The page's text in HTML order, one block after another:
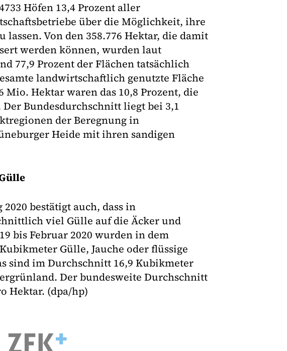
Höfen 13,4 Prozent aller
über die Möglichkeit, ihre
Von den 358.776 Hektar, die damit
werden können, wurden laut
77,9 Prozent der Flächen tatsächlich
landwirtschaftlich genutzte Fläche
Hektar waren das 10,8 Prozent, die
Bundesdurchschnitt liegt bei 3,1
der Beregnung in
Heide mit ihren sandigen
bestätigt auch, dass in
viel Gülle auf die Äcker und
bis Februar 2020 wurden in dem
Gülle, Jauche oder flüssige
sind im Durchschnitt 16,9 Kubikmeter
Der bundesweite Durchschnitt
Hektar. (dpa/hp)